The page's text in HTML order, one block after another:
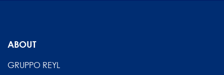
ABOUT
GRUPPO REYL